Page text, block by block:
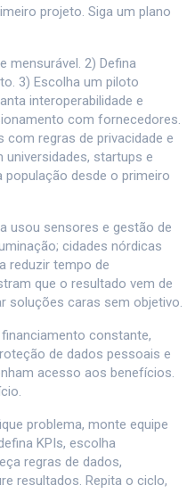
projeto. Siga um plano
mensurável. 2) Defina
3) Escolha um piloto
interoperabilidade e
com fornecedores.
com regras de privacidade e
universidades, startups e
população desde o primeiro
usou sensores e gestão de
cidades nórdicas
reduzir tempo de
que o resultado vem de
soluções caras sem objetivo.
constante,
de dados pessoais e
acesso aos benefícios.
problema, monte equipe
KPIs, escolha
regras de dados,
resultados. Repita o ciclo,